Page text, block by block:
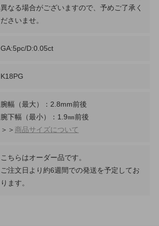
異なる場合がございますので、予めご了承く
ださいませ。
GA:5pc/D:0.05ct
K18PG
腕幅（最大）：2.8mm前後
腕下幅（最小）：1.9㎜前後
＞＞ 商品サイズについて
こちらはオーダー品です。
ご注文日より約6週間での発送を予定してお
ります。